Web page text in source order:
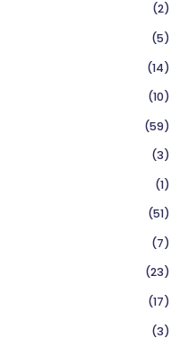
(2)
(5)
(14)
(10)
(59)
(3)
(1)
(51)
(7)
(23)
(17)
(3)